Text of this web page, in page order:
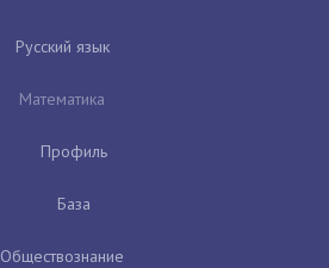
Русский язык
Математика
Профиль
База
Обществознание